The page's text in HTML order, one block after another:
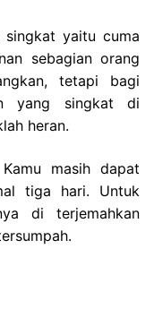
yaitu cuma
sebagian orang
tetapi bagi
yang singkat di
heran.
masih dapat
tiga hari. Untuk
di terjemahkan